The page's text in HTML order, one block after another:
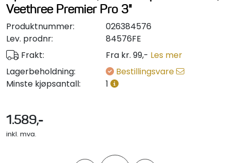
Veethree Premier Pro 3"
Produktnummer:
026384576
Lev. prodnr:
84576FE
Frakt:
Fra kr. 99,- Les mer
Lagerbeholdning:
Bestillingsvare
Minste kjøpsantall:
1
1.589,-
inkl. mva.
Styring/kontroll
Verktøy
Outlet
Anoder